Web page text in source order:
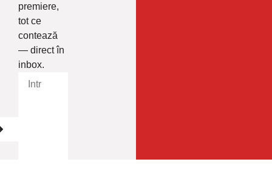
premiere,
tot ce
contează
— direct în
inbox.